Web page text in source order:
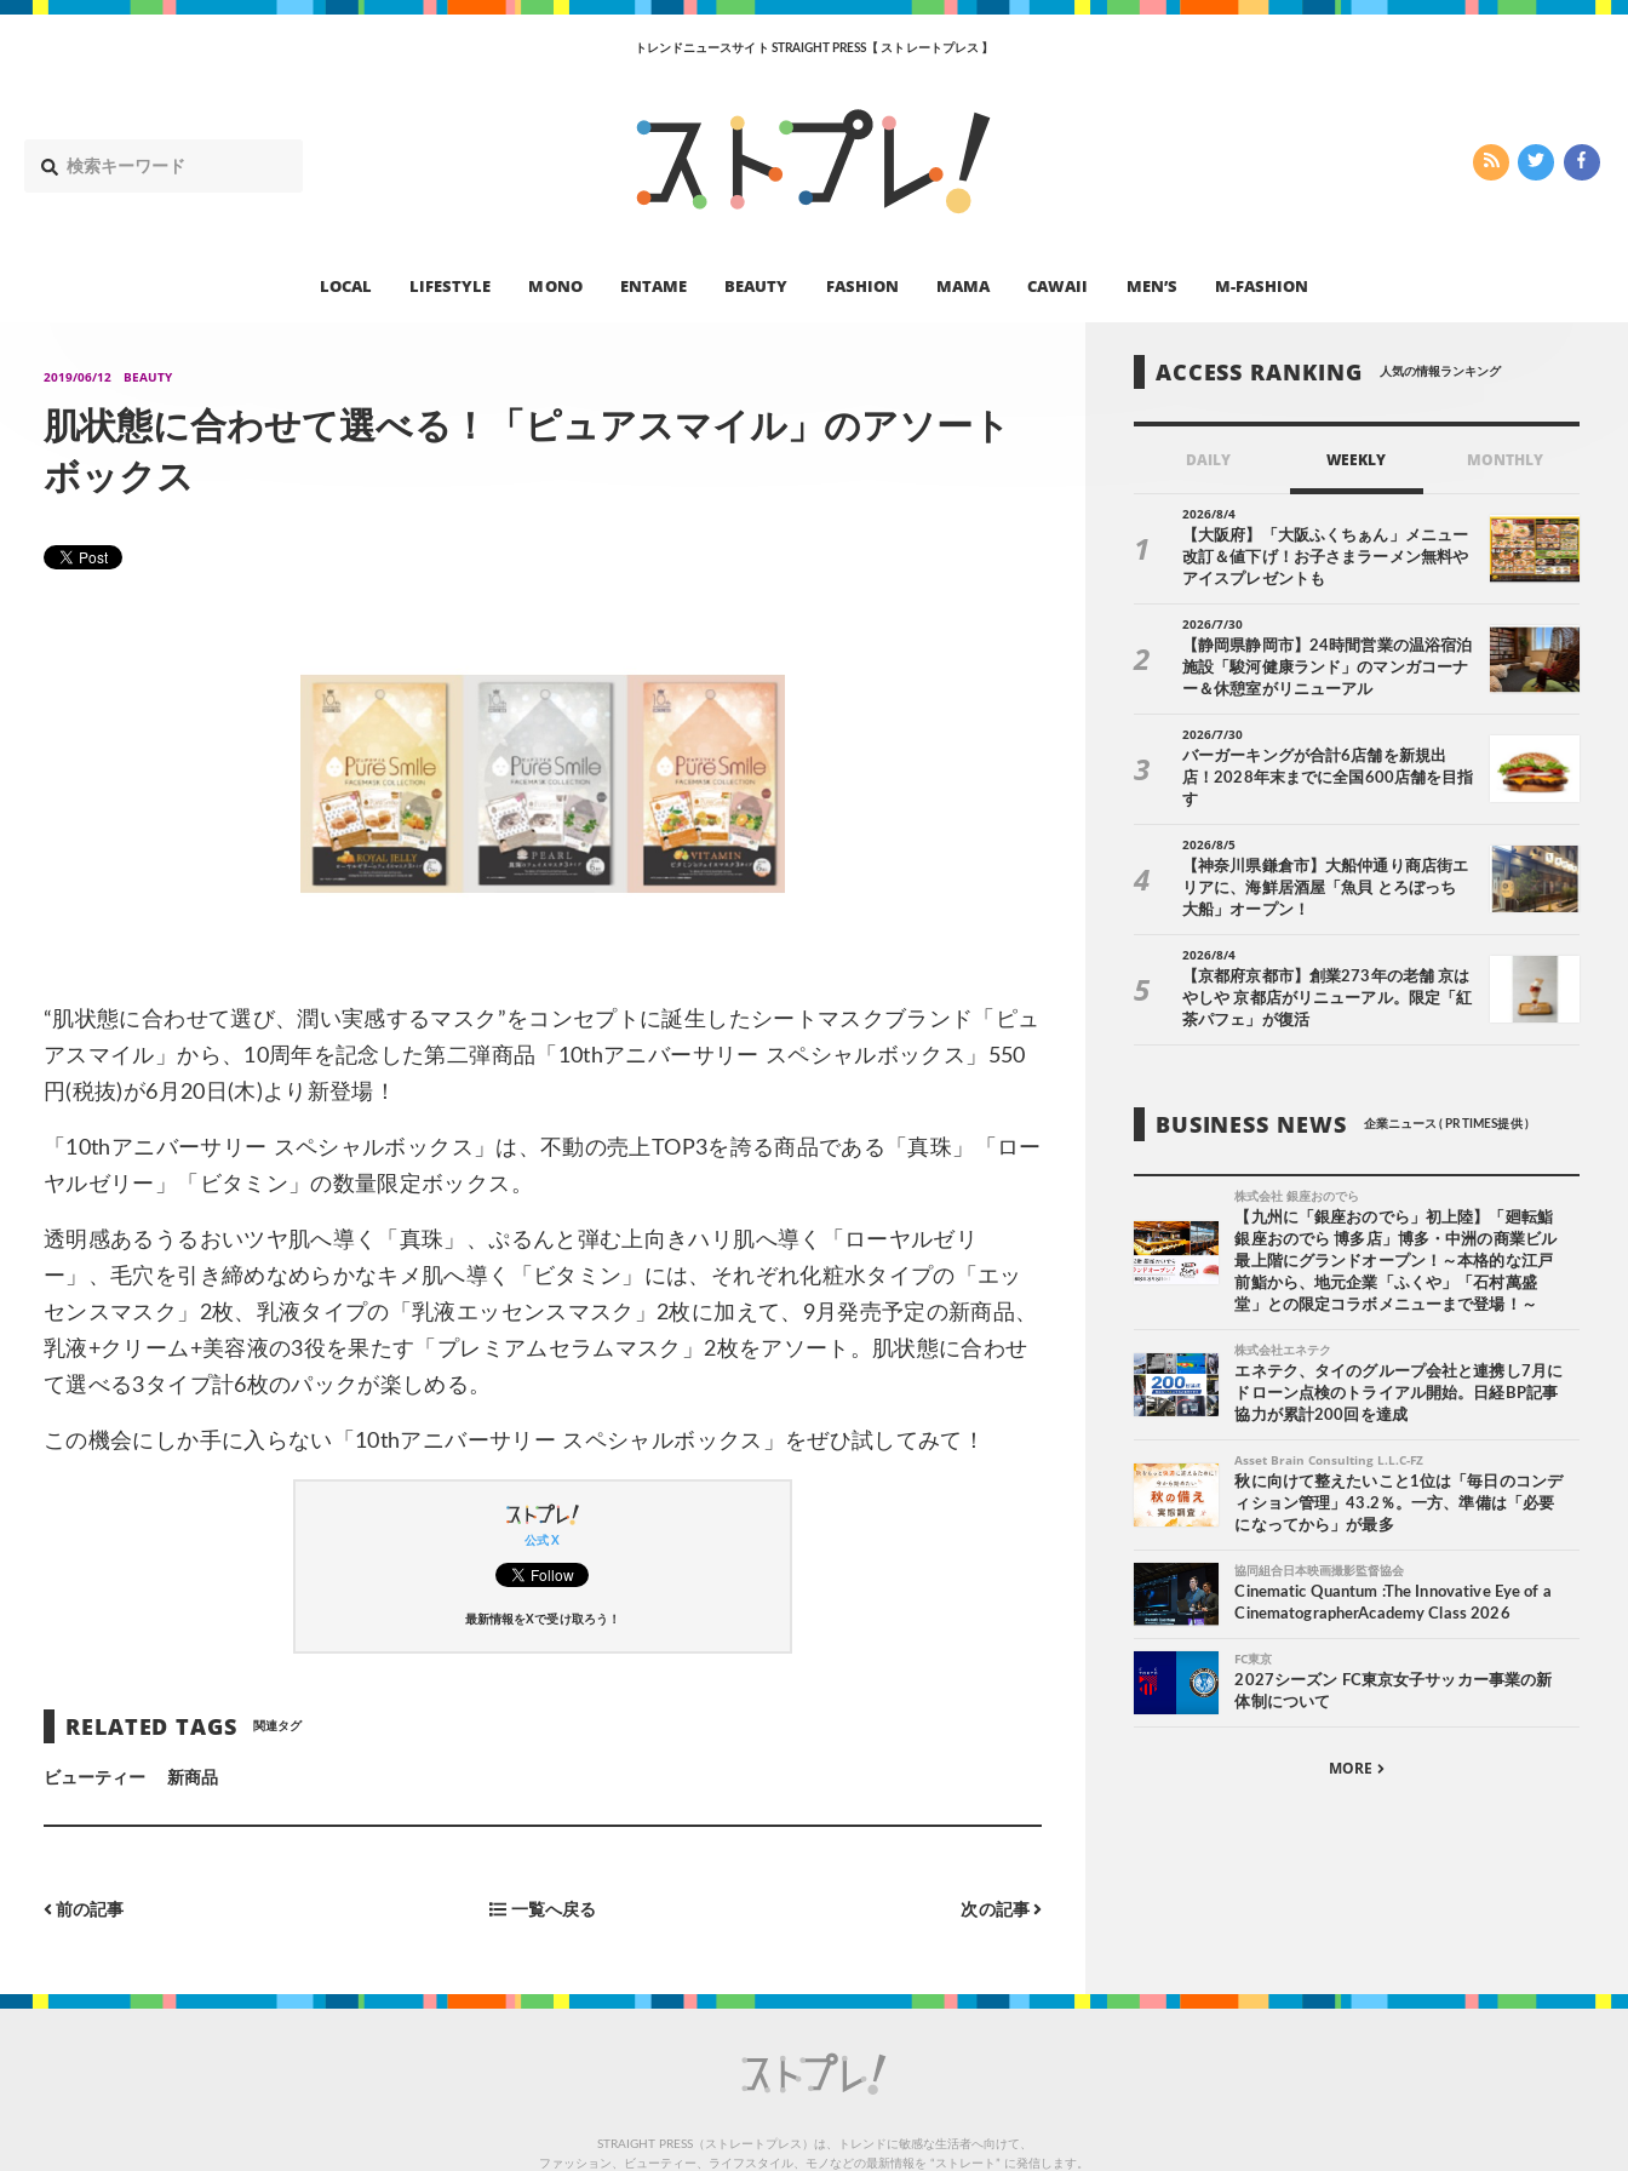
トレンドニュースサイト STRAIGHT PRESS【 ストレートプレス 】
LOCAL LIFESTYLE MONO ENTAME BEAUTY FASHION MAMA CAWAII MEN’S M-FASHION
2019/06/12 BEAUTY
肌状態に合わせて選べる！「ピュアスマイル」のアソート
ボックス
“肌状態に合わせて選び、潤い実感するマスク”をコンセプトに誕生したシートマスクブランド「ピュ
アスマイル」から、10周年を記念した第二弾商品「10thアニバーサリー スペシャルボックス」550
円(税抜)が6月20日(木)より新登場！
「10thアニバーサリー スペシャルボックス」は、不動の売上TOP3を誇る商品である「真珠」「ロー
ヤルゼリー」「ビタミン」の数量限定ボックス。
透明感あるうるおいツヤ肌へ導く「真珠」、ぷるんと弾む上向きハリ肌へ導く「ローヤルゼリ
ー」、毛穴を引き締めなめらかなキメ肌へ導く「ビタミン」には、それぞれ化粧水タイプの「エッ
センスマスク」2枚、乳液タイプの「乳液エッセンスマスク」2枚に加えて、9月発売予定の新商品、
乳液+クリーム+美容液の3役を果たす「プレミアムセラムマスク」2枚をアソート。肌状態に合わせ
て選べる3タイプ計6枚のパックが楽しめる。
この機会にしか手に入らない「10thアニバーサリー スペシャルボックス」をぜひ試してみて！
公式 X
最新情報をXで受け取ろう！
RELATED TAGS 関連タグ
ビューティー 新商品
前の記事 一覧へ戻る 次の記事
ACCESS RANKING 人気の情報ランキング
DAILY WEEKLY MONTHLY
2026/8/4
【大阪府】「大阪ふくちぁん」メニュー
改訂＆値下げ！お子さまラーメン無料や
アイスプレゼントも
2026/7/30
【静岡県静岡市】24時間営業の温浴宿泊
施設「駿河健康ランド」のマンガコーナ
ー＆休憩室がリニューアル
2026/7/30
バーガーキングが合計6店舗を新規出
店！2028年末までに全国600店舗を目指
す
2026/8/5
【神奈川県鎌倉市】大船仲通り商店街エ
リアに、海鮮居酒屋「魚貝 とろぼっち
大船」オープン！
2026/8/4
【京都府京都市】創業273年の老舗 京は
やしや 京都店がリニューアル。限定「紅
茶パフェ」が復活
BUSINESS NEWS 企業ニュース ( PR TIMES提供 )
株式会社 銀座おのでら
【九州に「銀座おのでら」初上陸】「廻転鮨
銀座おのでら 博多店」博多・中洲の商業ビル
最上階にグランドオープン！～本格的な江戸
前鮨から、地元企業「ふくや」「石村萬盛
堂」との限定コラボメニューまで登場！～
株式会社エネテク
エネテク、タイのグループ会社と連携し7月に
ドローン点検のトライアル開始。日経BP記事
協力が累計200回を達成
Asset Brain Consulting L.L.C-FZ
秋に向けて整えたいこと1位は「毎日のコンデ
ィション管理」43.2％。一方、準備は「必要
になってから」が最多
協同組合日本映画撮影監督協会
Cinematic Quantum :The Innovative Eye of a
CinematographerAcademy Class 2026
FC東京
2027シーズン FC東京女子サッカー事業の新
体制について
MORE
STRAIGHT PRESS（ストレートプレス）は、トレンドに敏感な生活者へ向けて、
ファッション、ビューティー、ライフスタイル、モノなどの最新情報を “ストレート” に発信します。